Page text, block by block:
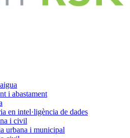
i abastament
en intel·ligència de dades
i civil
urbana i municipal